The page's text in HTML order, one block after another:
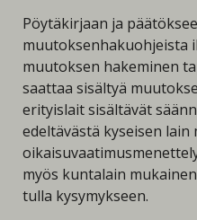
Pöytäkirjaan ja
muutoksenhakuohjeista
muutoksen hakeminen
saattaa sisältyä
erityislait sisältävät
edeltävästä kyseisen lain
myös kuntalain
tulla kysymykseen.